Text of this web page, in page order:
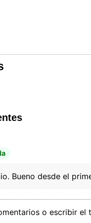
Bueno desde el
o escribir el
por
para